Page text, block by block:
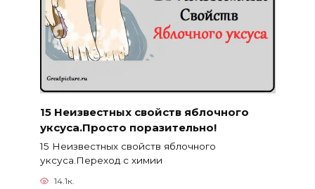
15 Неизвестных свойств яблочного
уксуса.Просто поразительно!
15 Неизвестных свойств яблочного
уксуса.Переход с химии
14.1к.